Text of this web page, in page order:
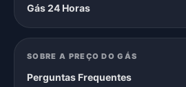
Gás 24 Horas
SOBRE A PREÇO DO GÁS
Perguntas Frequentes